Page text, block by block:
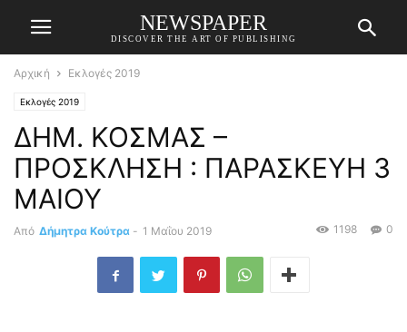
NEWSPAPER
DISCOVER THE ART OF PUBLISHING
Αρχική Εκλογές 2019
Εκλογές 2019
ΔΗΜ. ΚΟΣΜΑΣ –
ΠΡΟΣΚΛΗΣΗ : ΠΑΡΑΣΚΕΥΗ 3
ΜΑΙΟΥ
Από Δήμητρα Κούτρα - 1 Μαΐου 2019 0
1198